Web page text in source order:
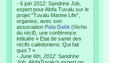
- 6 juin 2012: Sandrine Job,
expert pour Alofa Tuvalu sur le
projet "Tuvalu Marine Life",
organise, avec son
association Pala Dalik (l’écho
du récif), une conférence
intitulée « Etat de santé des
récifs calédoniens: Qui fait
quoi ? »
- June 6th, 2012: Sandrine